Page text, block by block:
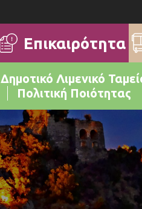
Δημοτικό Λιμενικό
Πολιτική Ποιότητας
Επικαιρότητα